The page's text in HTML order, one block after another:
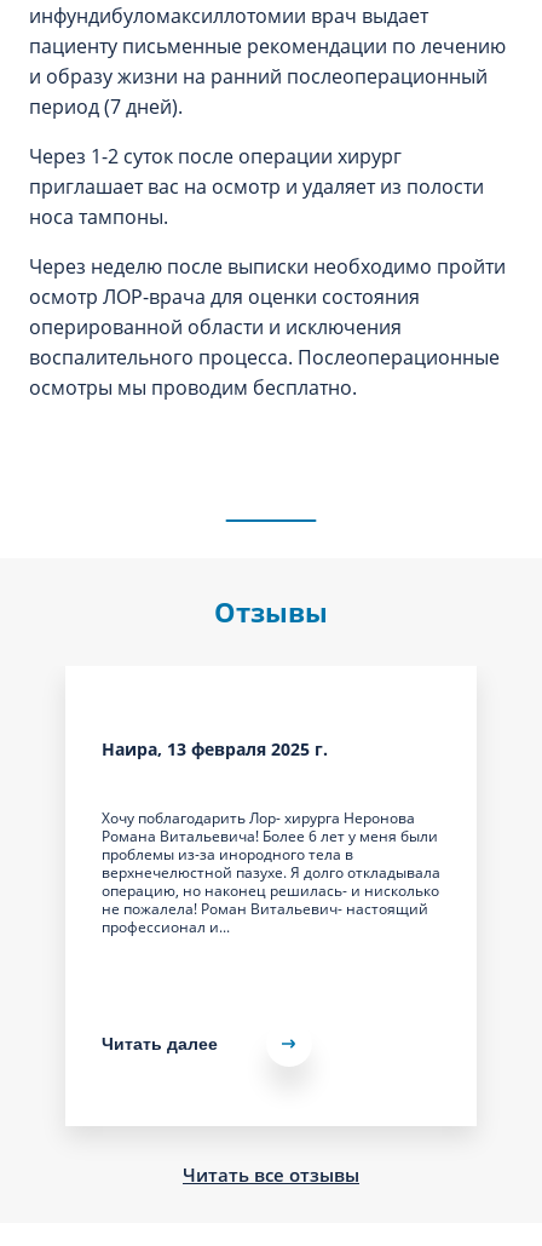
инфундибуломаксиллотомии врач выдает
пациенту письменные рекомендации по лечению
и образу жизни на ранний послеоперационный
период (7 дней).
Через 1-2 суток после операции хирург
приглашает вас на осмотр и удаляет из полости
носа тампоны.
Через неделю после выписки необходимо пройти
осмотр ЛОР-врача для оценки состояния
оперированной области и исключения
воспалительного процесса. Послеоперационные
осмотры мы проводим бесплатно.
Отзывы
Наира, 13 февраля 2025 г.
Хочу поблагодарить Лор- хирурга Неронова
Романа Витальевича! Более 6 лет у меня были
проблемы из-за инородного тела в
верхнечелюстной пазухе. Я долго откладывала
операцию, но наконец решилась- и нисколько
не пожалела! Роман Витальевич- настоящий
профессионал и...
Читать далее
Читать все отзывы